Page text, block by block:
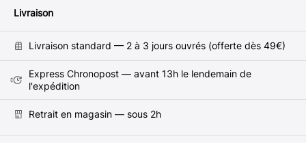
Livraison
Livraison standard — 2 à 3 jours ouvrés (offerte dès 49€)
Express Chronopost — avant 13h le lendemain de
l'expédition
Retrait en magasin — sous 2h